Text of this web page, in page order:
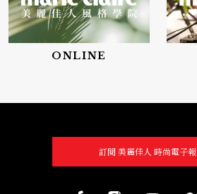
ONLINE
訂閱 美麗佳人 時尚電子報